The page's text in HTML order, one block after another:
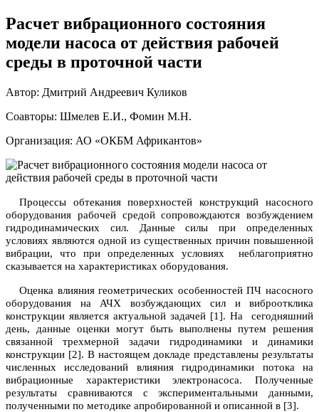
Расчет вибрационного состояния
модели насоса от действия рабочей
среды в проточной части
Автор: Дмитрий Андреевич Куликов
Соавторы: Шмелев Е.И., Фомин М.Н.
Организация: АО «ОКБМ Африкантов»
Процессы обтекания поверхностей конструкций насосного
оборудования рабочей средой сопровождаются возбуждением
гидродинамических сил. Данные силы при определенных
условиях являются одной из существенных причин повышенной
вибрации, что при определенных условиях
неблагоприятно
сказывается на характеристиках оборудования.
Оценка влияния геометрических особенностей ПЧ насосного
оборудования на АЧХ возбуждающих сил и виброотклика
конструкции является актуальной задачей [1]. На
сегодняшний
день, данные оценки могут быть выполнены путем решения
связанной трехмерной задачи гидродинамики и динамики
конструкции [2]. В настоящем докладе представлены результаты
численных исследований влияния гидродинамики потока на
вибрационные характеристики электронасоса. Полученные
результаты сравниваются с экспериментальными данными,
полученными по методике апробированной и описанной в [3].